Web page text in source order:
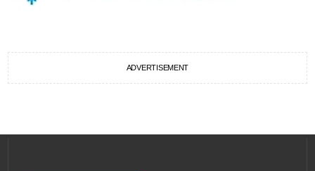
ADVERTISEMENT